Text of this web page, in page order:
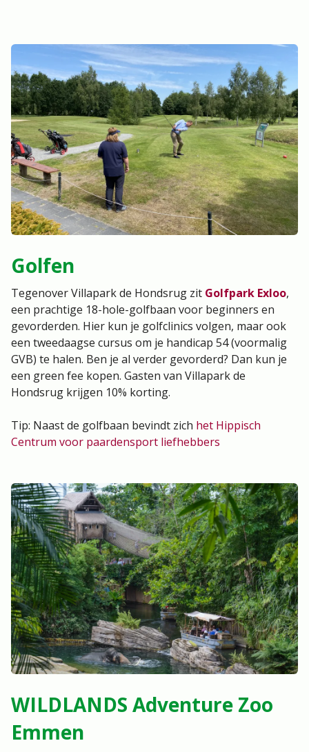
Golfen
Tegenover Villapark de Hondsrug zit Golfpark Exloo,
een prachtige 18-hole-golfbaan voor beginners en
gevorderden. Hier kun je golfclinics volgen, maar ook
een tweedaagse cursus om je handicap 54 (voormalig
GVB) te halen. Ben je al verder gevorderd? Dan kun je
een green fee kopen. Gasten van Villapark de
Hondsrug krijgen 10% korting.
Tip: Naast de golfbaan bevindt zich het Hippisch
Centrum voor paardensport liefhebbers
WILDLANDS Adventure Zoo
Emmen